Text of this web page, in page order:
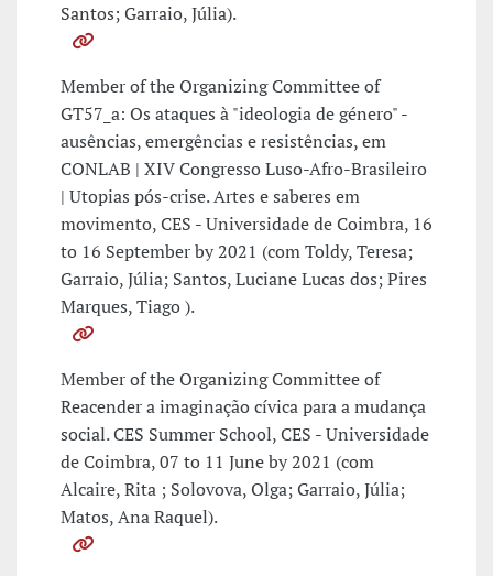
Santos; Garraio, Júlia).
Member of the Organizing Committee of
GT57_a: Os ataques à "ideologia de género" -
ausências, emergências e resistências, em
CONLAB | XIV Congresso Luso-Afro-Brasileiro
| Utopias pós-crise. Artes e saberes em
movimento, CES - Universidade de Coimbra, 16
to 16 September by 2021 (com Toldy, Teresa;
Garraio, Júlia; Santos, Luciane Lucas dos; Pires
Marques, Tiago ).
Member of the Organizing Committee of
Reacender a imaginação cívica para a mudança
social. CES Summer School, CES - Universidade
de Coimbra, 07 to 11 June by 2021 (com
Alcaire, Rita ; Solovova, Olga; Garraio, Júlia;
Matos, Ana Raquel).